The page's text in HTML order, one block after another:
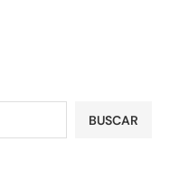
BUSCAR